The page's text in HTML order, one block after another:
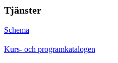
Tjänster
Schema
Kurs- och programkatalogen